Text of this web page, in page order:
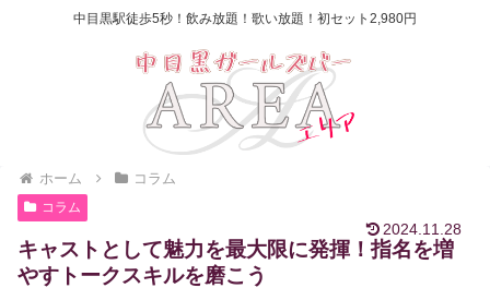
中目黒駅徒歩5秒！飲み放題！歌い放題！初セット2,980円
ホーム コラム
コラム
2024.11.28
キャストとして魅力を最大限に発揮！指名を増
やすトークスキルを磨こう